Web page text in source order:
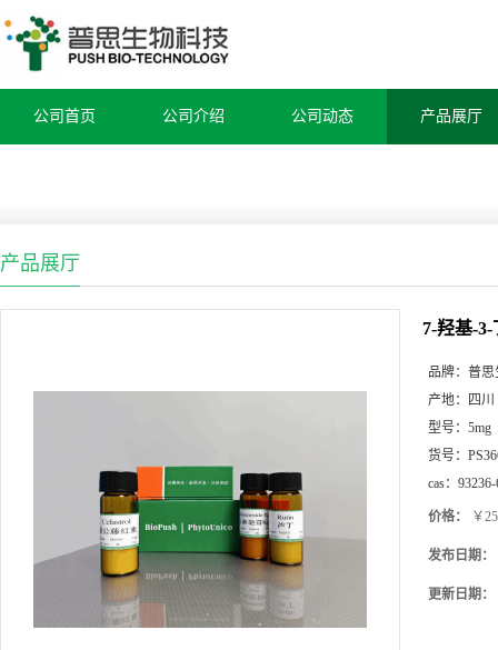
公司首页 公司介绍 公司动态 产品展厅
产品展厅
7-羟基-
品牌： 普思
产地：
四川
型号： 5mg
货号：
cas：
价格： ￥
发布日期：
更新日期：